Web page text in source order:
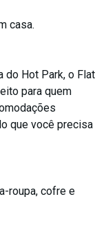
casa.
do Hot Park, o Flat
para quem
que você precisa
roupa, cofre e